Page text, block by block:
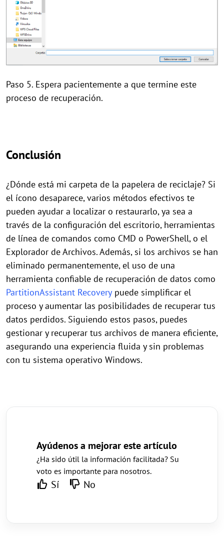
Paso 5. Espera pacientemente a que termine este
proceso de recuperación.
Conclusión
¿Dónde está mi carpeta de la papelera de reciclaje? Si
el ícono desaparece, varios métodos efectivos te
pueden ayudar a localizar o restaurarlo, ya sea a
través de la configuración del escritorio, herramientas
de línea de comandos como CMD o PowerShell, o el
Explorador de Archivos. Además, si los archivos se han
eliminado permanentemente, el uso de una
herramienta confiable de recuperación de datos como
PartitionAssistant Recovery puede simplificar el
proceso y aumentar las posibilidades de recuperar tus
datos perdidos. Siguiendo estos pasos, puedes
gestionar y recuperar tus archivos de manera eficiente,
asegurando una experiencia fluida y sin problemas
con tu sistema operativo Windows.
Ayúdenos a mejorar este artículo
¿Ha sido útil la información facilitada? Su
voto es importante para nosotros.
Sí No